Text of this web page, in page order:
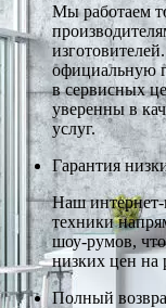
Мы работаем
официальную
в сервисных
уверенны в
услуг.
Гарантия
Наш интернет-
техники
шоу-румов,
низких цен на
Полный